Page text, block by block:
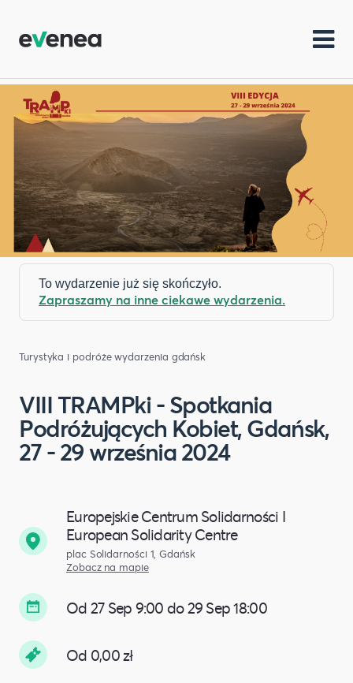
To wydarzenie już się skończyło.
Zapraszamy na inne ciekawe wydarzenia.
Turystyka i podróże wydarzenia gdańsk
VIII TRAMPki - Spotkania
Podróżujących Kobiet, Gdańsk,
27 - 29 września 2024
Europejskie Centrum Solidarności I
European Solidarity Centre
plac Solidarności 1, Gdańsk
Zobacz na mapie
Od 27 Sep 9:00 do 29 Sep 18:00
Od 0,00 zł